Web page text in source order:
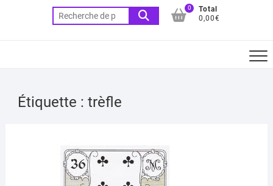
Recherche
pour :
0
Total
0,00€
Étiquette : trèfle